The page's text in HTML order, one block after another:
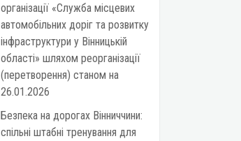
організації «Служба місцевих
автомобільних доріг та розвитку
інфраструктури у Вінницькій
області» шляхом реорганізації
(перетворення) станом на
26.01.2026
Безпека на дорогах Вінниччини:
спільні штабні тренування для